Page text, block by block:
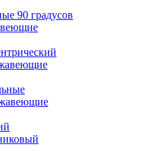
90 градусов